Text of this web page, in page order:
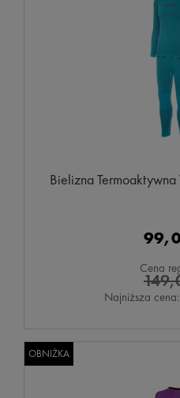
Bielizna
Cena
Najniższa
OBNIŻKA